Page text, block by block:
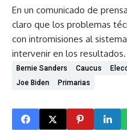
En un comunicado de
claro que los problemas
con intromisiones al
intervenir en los resultados.
Bernie Sanders Caucus
Joe Biden
Primarias